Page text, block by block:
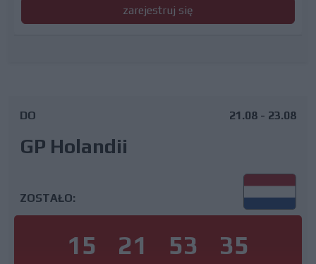
zarejestruj się
DO
GP Holandii
21.08 - 23.08
ZOSTAŁO:
15 21 53 34